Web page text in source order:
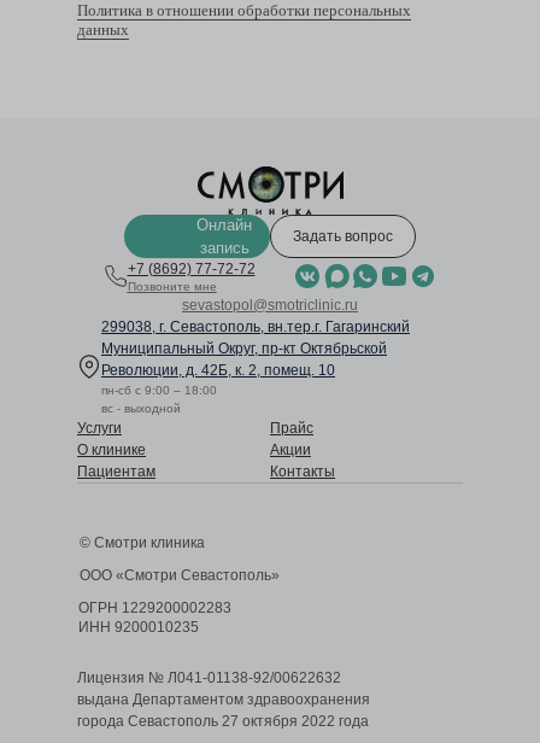
Политика в отношении обработки персональных
данных
Онлайн
запись
Задать вопрос
+7 (8692) 77-72-72
Позвоните мне
sevastopol@smotriclinic.ru
299038, г. Севастополь, вн.тер.г. Гагаринский
Муниципальный Округ, пр-кт Октябрьской
Революции, д. 42Б, к. 2, помещ. 10
пн-сб с 9:00 – 18:00
вс - выходной
Услуги
Прайс
О клинике
Акции
Пациентам
Контакты
Лицензия № Л041-01138-92/00622632
выдана Департаментом здравоохранения
города Севастополь 27 октября 2022 года
ООО «Смотри Севастополь»
© Смотри клиника
ОГРН 1229200002283
ИНН 9200010235